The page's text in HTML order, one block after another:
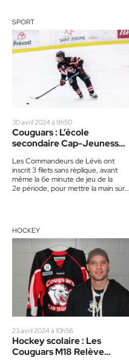
SPORT
30 avril 2024 à 9h50
Couguars : L’école
secondaire Cap-Jeunesse
provinciaux M18 D1
Les Commandeurs de Lévis ont
inscrit 3 filets sans réplique, avant
même la 6e minute de jeu de la
2e période, pour mettre la main sur…
HOCKEY
23 avril 2024 à 10h56
Hockey scolaire : Les
Couguars M18 Relève